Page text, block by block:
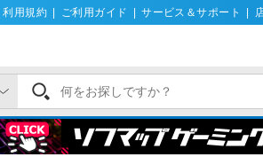
利用規約 ご利用ガイド サービス＆サポート